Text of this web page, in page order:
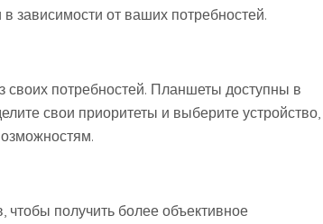
зависимости от ваших потребностей.
своих потребностей. Планшеты доступны в
свои приоритеты и выберите устройство,
чтобы получить более объективное